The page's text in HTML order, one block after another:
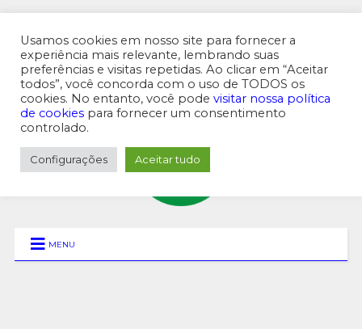
MENU SUPERIOR
MENU
Usamos cookies em nosso site para fornecer a
experiência mais relevante, lembrando suas
preferências e visitas repetidas. Ao clicar em “Aceitar
todos”, você concorda com o uso de TODOS os
cookies. No entanto, você pode visitar nossa política
de cookies para fornecer um consentimento
controlado.
Configurações Aceitar tudo